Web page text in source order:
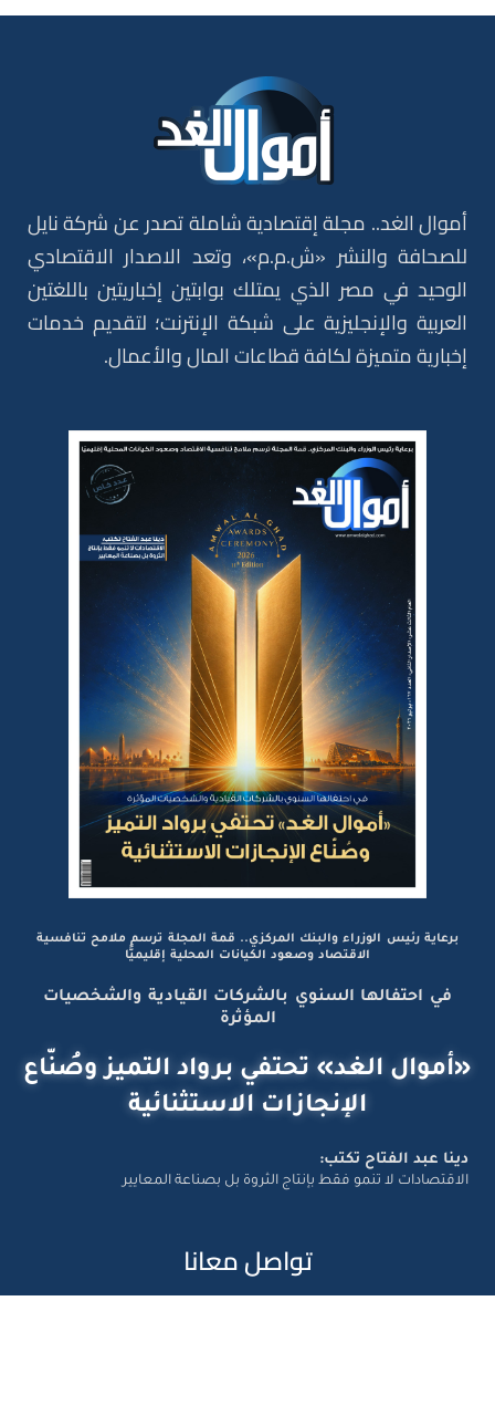
أموال الغد.. مجلة إقتصادية شاملة تصدر عن شركة نايل
للصحافة والنشر «ش.م.م»، وتعد الاصدار الاقتصادي
الوحيد في مصر الذي يمتلك بوابتين إخباريتين باللغتين
العربية والإنجليزية على شبكة الإنترنت؛ لتقديم خدمات
إخبارية متميزة لكافة قطاعات المال والأعمال.
برعاية رئيس الوزراء والبنك المركزي.. قمة المجلة ترسم ملامح تنافسية
الاقتصاد وصعود الكيانات المحلية إقليميًّا
في احتفالها السنوي بالشركات القيادية والشخصيات
المؤثرة
«أموال الغد» تحتفي برواد التميز وصُنّاع
الإنجازات الاستثنائية
دينا عبد الفتاح تكتب:
الاقتصادات لا تنمو فقط بإنتاج الثروة بل بصناعة المعايير
تواصل معانا